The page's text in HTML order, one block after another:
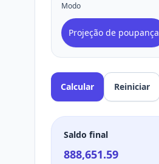
Modo
Projeção de poupança
Calcular Reiniciar
Saldo final
888,651.59